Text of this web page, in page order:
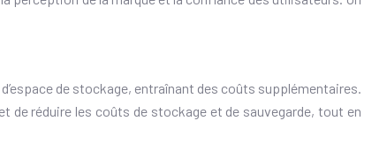
de stockage, entraînant des coûts supplémentaires.
de réduire les coûts de stockage et de sauvegarde, tout en